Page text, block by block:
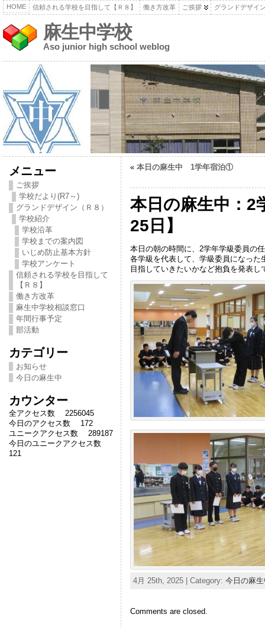
HOME 信頼される学校を目指して【Ｒ８】 働き方改革 ご挨拶 グランドデザイ
麻生中学校
Aso junior high school weblog
メニュー
ご挨拶
学校だより(R7～)
グランドデザイン（Ｒ８）
学校紹介
学校沿革
学校までの案内図
いじめ防止基本方針
学校アンケート
信頼される学校を目指して
【Ｒ８】
働き方改革
麻生中学校相談窓口
年間行事予定
部活動
カテゴリー
お知らせ
今日の麻生中
カウンター
全アクセス数 2256045
今日のアクセス数 172
ユニークアクセス数 289187
今日のユニークアクセス数
121
« 本日の麻生中 1学年宿泊①
本日の麻生中：2
25日】
本日の朝の時間に、2学年学級委員の
各学級を代表して、学級委員になっ
目指していきたいかなど抱負を発表
4月 25th, 2025 | Category: 今日の麻
Comments are closed.